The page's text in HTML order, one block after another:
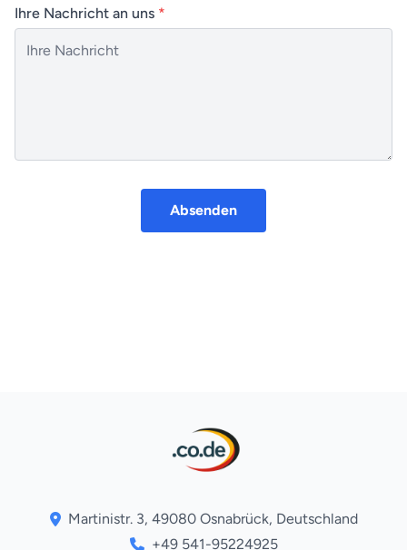
Ihre Nachricht an uns *
Absenden
Martinistr. 3, 49080 Osnabrück, Deutschland
+49 541-95224925